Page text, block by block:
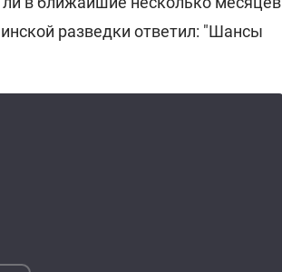
разведки ответил: "Шансы